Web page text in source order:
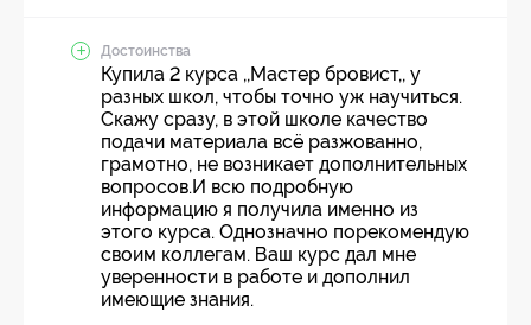
Достоинства
Купила 2 курса ,,Мастер бровист,, у
разных школ, чтобы точно уж научиться.
Скажу сразу, в этой школе качество
подачи материала всё разжованно,
грамотно, не возникает дополнительных
вопросов.И всю подробную
информацию я получила именно из
этого курса. Однозначно порекомендую
своим коллегам. Ваш курс дал мне
уверенности в работе и дополнил
имеющие знания.